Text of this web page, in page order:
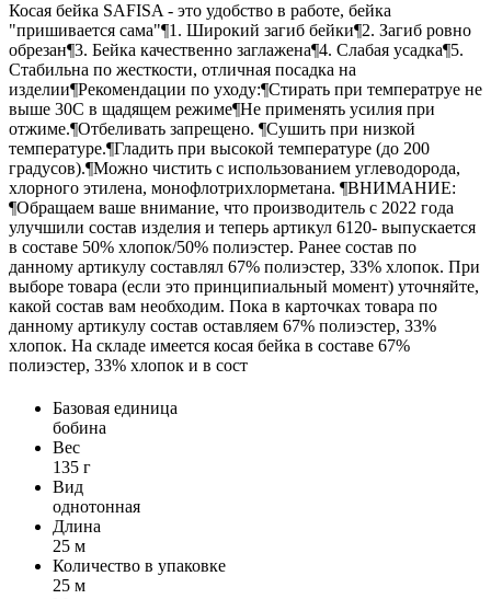
Косая бейка SAFISA - это удобство в работе, бейка
"пришивается сама"¶1. Широкий загиб бейки¶2. Загиб ровно
обрезан¶3. Бейка качественно заглажена¶4. Слабая усадка¶5.
Стабильна по жесткости, отличная посадка на
изделии¶Рекомендации по уходу:¶Стирать при температруе не
выше 30С в щадящем режиме¶Не применять усилия при
отжиме.¶Отбеливать запрещено. ¶Сушить при низкой
температуре.¶Гладить при высокой температуре (до 200
градусов).¶Можно чистить с использованием углеводорода,
хлорного этилена, монофлотрихлорметана. ¶ВНИМАНИЕ:
¶Обращаем ваше внимание, что производитель с 2022 года
улучшили состав изделия и теперь артикул 6120- выпускается
в составе 50% хлопок/50% полиэстер. Ранее состав по
данному артикулу составлял 67% полиэстер, 33% хлопок. При
выборе товара (если это принципиальный момент) уточняйте,
какой состав вам необходим. Пока в карточках товара по
данному артикулу состав оставляем 67% полиэстер, 33%
хлопок. На складе имеется косая бейка в составе 67%
полиэстер, 33% хлопок и в сост
Базовая единица
бобина
Вес
135 г
Вид
однотонная
Длина
25 м
Количество в упаковке
25 м